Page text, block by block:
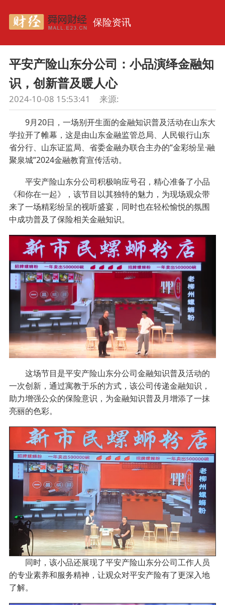
保险资讯
平安产险山东分公司：小品演绎金融知
识，创新普及暖人心
2024-10-08 15:53:41 来源:
9月20日，一场别开生面的金融知识普及活动在山东大
学拉开了帷幕，这是由山东金融监管总局、人民银行山东
省分行、山东证监局、省委金融办联合主办的“金彩纷呈·融
聚泉城”2024金融教育宣传活动。
平安产险山东分公司积极响应号召，精心准备了小品
《和你在一起》，该节目以其独特的魅力，为现场观众带
来了一场精彩纷呈的视听盛宴，同时也在轻松愉悦的氛围
中成功普及了保险相关金融知识。
这场节目是平安产险山东分公司金融知识普及活动的
一次创新，通过寓教于乐的方式，该公司传递金融知识，
助力增强公众的保险意识，为金融知识普及月增添了一抹
亮丽的色彩。
同时，该小品还展现了平安产险山东分公司工作人员
的专业素养和服务精神，让观众对平安产险有了更深入地
了解。